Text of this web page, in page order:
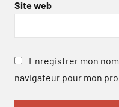
Site web
Enregistrer mon
navigateur pour mon